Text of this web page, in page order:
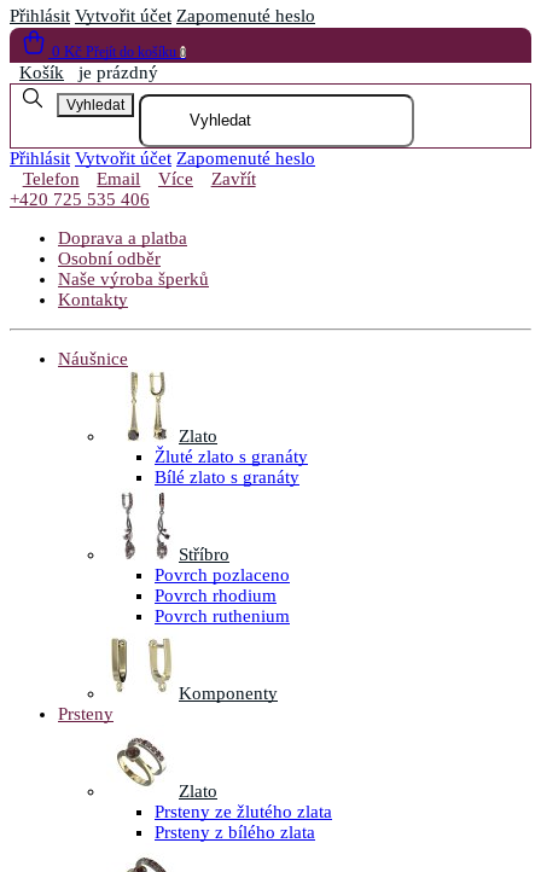
Přihlásit Vytvořit účet Zapomenuté heslo
0 Kč Přejít do košíku 0
Košík je prázdný
Vyhledat
Přihlásit Vytvořit účet Zapomenuté heslo
Telefon
Email Více
Zavřít
+420 725 535 406
Doprava a platba
Osobní odběr
Naše výroba šperků
Kontakty
Náušnice
Zlato
Žluté zlato s granáty
Bílé zlato s granáty
Stříbro
Povrch pozlaceno
Povrch rhodium
Povrch ruthenium
Komponenty
Prsteny
Zlato
Prsteny ze žlutého zlata
Prsteny z bílého zlata